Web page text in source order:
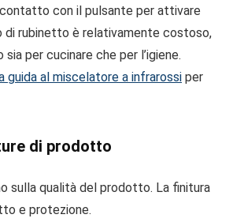
con il pulsante per attivare
di rubinetto è relativamente costoso,
per cucinare che per l’igiene.
guida al miscelatore a infrarossi per
di prodotto
sulla qualità del prodotto. La finitura
e protezione.